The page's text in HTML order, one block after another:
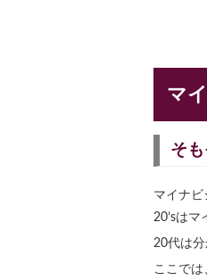
マ
そ
マイナ
20’sはマ
20代は
ここでは